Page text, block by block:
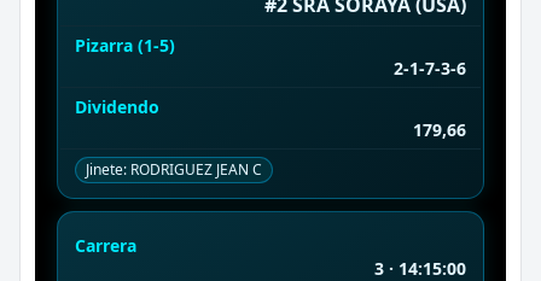
Pizarra (1-5)
2-1-7-3-6
Dividendo
179,66
Jinete: RODRIGUEZ JEAN C
Carrera
3 · 14:15:00